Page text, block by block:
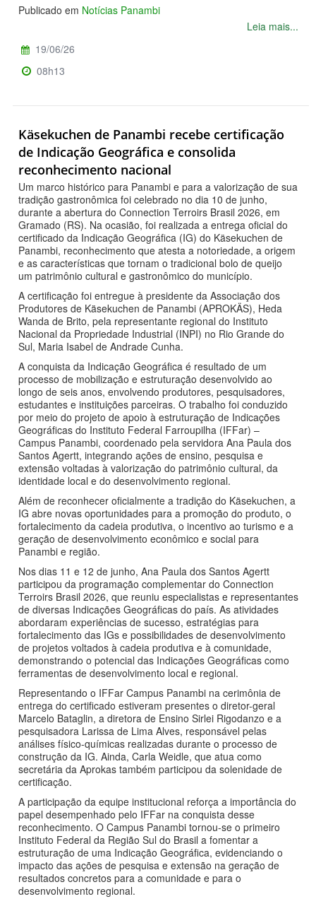
Publicado em Notícias Panambi
Leia mais...
19/06/26
08h13
Käsekuchen de Panambi recebe certificação
de Indicação Geográfica e consolida
reconhecimento nacional
Um marco histórico para Panambi e para a valorização de sua
tradição gastronômica foi celebrado no dia 10 de junho,
durante a abertura do Connection Terroirs Brasil 2026, em
Gramado (RS). Na ocasião, foi realizada a entrega oficial do
certificado da Indicação Geográfica (IG) do Käsekuchen de
Panambi, reconhecimento que atesta a notoriedade, a origem
e as características que tornam o tradicional bolo de queijo
um patrimônio cultural e gastronômico do município.
A certificação foi entregue à presidente da Associação dos
Produtores de Käsekuchen de Panambi (APROKÄS), Heda
Wanda de Brito, pela representante regional do Instituto
Nacional da Propriedade Industrial (INPI) no Rio Grande do
Sul, Maria Isabel de Andrade Cunha.
A conquista da Indicação Geográfica é resultado de um
processo de mobilização e estruturação desenvolvido ao
longo de seis anos, envolvendo produtores, pesquisadores,
estudantes e instituições parceiras. O trabalho foi conduzido
por meio do projeto de apoio à estruturação de Indicações
Geográficas do Instituto Federal Farroupilha (IFFar) –
Campus Panambi, coordenado pela servidora Ana Paula dos
Santos Agertt, integrando ações de ensino, pesquisa e
extensão voltadas à valorização do patrimônio cultural, da
identidade local e do desenvolvimento regional.
Além de reconhecer oficialmente a tradição do Käsekuchen, a
IG abre novas oportunidades para a promoção do produto, o
fortalecimento da cadeia produtiva, o incentivo ao turismo e a
geração de desenvolvimento econômico e social para
Panambi e região.
Nos dias 11 e 12 de junho, Ana Paula dos Santos Agertt
participou da programação complementar do Connection
Terroirs Brasil 2026, que reuniu especialistas e representantes
de diversas Indicações Geográficas do país. As atividades
abordaram experiências de sucesso, estratégias para
fortalecimento das IGs e possibilidades de desenvolvimento
de projetos voltados à cadeia produtiva e à comunidade,
demonstrando o potencial das Indicações Geográficas como
ferramentas de desenvolvimento local e regional.
Representando o IFFar Campus Panambi na cerimônia de
entrega do certificado estiveram presentes o diretor-geral
Marcelo Bataglin, a diretora de Ensino Sirlei Rigodanzo e a
pesquisadora Larissa de Lima Alves, responsável pelas
análises físico-químicas realizadas durante o processo de
construção da IG. Ainda, Carla Weidle, que atua como
secretária da Aprokas também participou da solenidade de
certificação.
A participação da equipe institucional reforça a importância do
papel desempenhado pelo IFFar na conquista desse
reconhecimento. O Campus Panambi tornou-se o primeiro
Instituto Federal da Região Sul do Brasil a fomentar a
estruturação de uma Indicação Geográfica, evidenciando o
impacto das ações de pesquisa e extensão na geração de
resultados concretos para a comunidade e para o
desenvolvimento regional.